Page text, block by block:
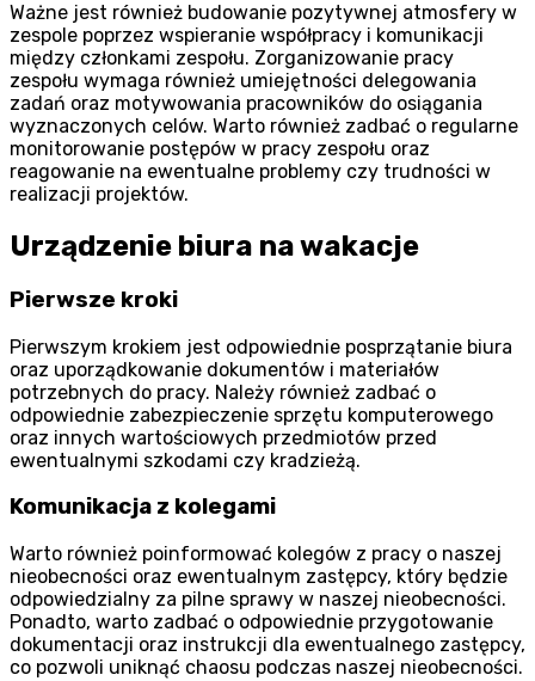
Ważne jest również budowanie pozytywnej atmosfery w
zespole poprzez wspieranie współpracy i komunikacji
między członkami zespołu. Zorganizowanie pracy
zespołu wymaga również umiejętności delegowania
zadań oraz motywowania pracowników do osiągania
wyznaczonych celów. Warto również zadbać o regularne
monitorowanie postępów w pracy zespołu oraz
reagowanie na ewentualne problemy czy trudności w
realizacji projektów.
Urządzenie biura na wakacje
Pierwsze kroki
Pierwszym krokiem jest odpowiednie posprzątanie biura
oraz uporządkowanie dokumentów i materiałów
potrzebnych do pracy. Należy również zadbać o
odpowiednie zabezpieczenie sprzętu komputerowego
oraz innych wartościowych przedmiotów przed
ewentualnymi szkodami czy kradzieżą.
Komunikacja z kolegami
Warto również poinformować kolegów z pracy o naszej
nieobecności oraz ewentualnym zastępcy, który będzie
odpowiedzialny za pilne sprawy w naszej nieobecności.
Ponadto, warto zadbać o odpowiednie przygotowanie
dokumentacji oraz instrukcji dla ewentualnego zastępcy,
co pozwoli uniknąć chaosu podczas naszej nieobecności.